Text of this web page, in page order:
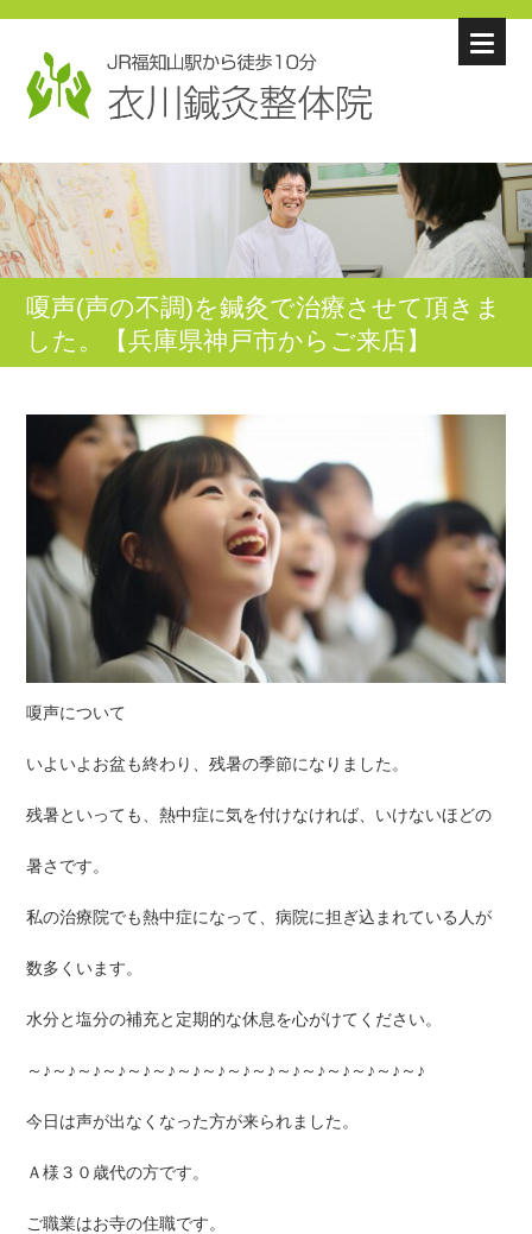
嗄声(声の不調)を鍼灸で治療させて頂きま
した。【兵庫県神戸市からご来店】
嗄声について
いよいよお盆も終わり、残暑の季節になりました。
残暑といっても、熱中症に気を付けなければ、いけないほどの
暑さです。
私の治療院でも熱中症になって、病院に担ぎ込まれている人が
数多くいます。
水分と塩分の補充と定期的な休息を心がけてください。
～♪～♪～♪～♪～♪～♪～♪～♪～♪～♪～♪～♪～♪～♪～♪～♪
今日は声が出なくなった方が来られました。
Ａ様３０歳代の方です。
ご職業はお寺の住職です。